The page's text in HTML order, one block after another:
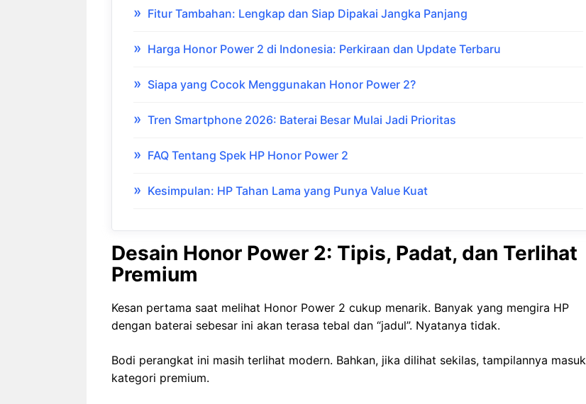
Fitur Tambahan: Lengkap dan Siap Dipakai Jangka Panjang
Harga Honor Power 2 di Indonesia: Perkiraan dan Update Terbaru
Siapa yang Cocok Menggunakan Honor Power 2?
Tren Smartphone 2026: Baterai Besar Mulai Jadi Prioritas
FAQ Tentang Spek HP Honor Power 2
Kesimpulan: HP Tahan Lama yang Punya Value Kuat
Desain Honor Power 2: Tipis, Padat, dan Terlihat
Premium
Kesan pertama saat melihat Honor Power 2 cukup menarik. Banyak yang mengira HP
dengan baterai sebesar ini akan terasa tebal dan “jadul”. Nyatanya tidak.
Bodi perangkat ini masih terlihat modern. Bahkan, jika dilihat sekilas, tampilannya masuk
kategori premium.